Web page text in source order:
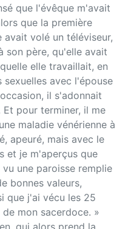
que l'évêque m'avait
que la première
avait volé un téléviseur,
son père, qu'elle avait
elle travaillait, en
avec l'épouse
il s'adonnait
pour terminer, il me
maladie vénérienne à
apeuré, mais avec le
et je m'aperçus que
une paroisse remplie
bonnes valeurs,
que j'ai vécu les 25
mon sacerdoce. »
qui alors prend la